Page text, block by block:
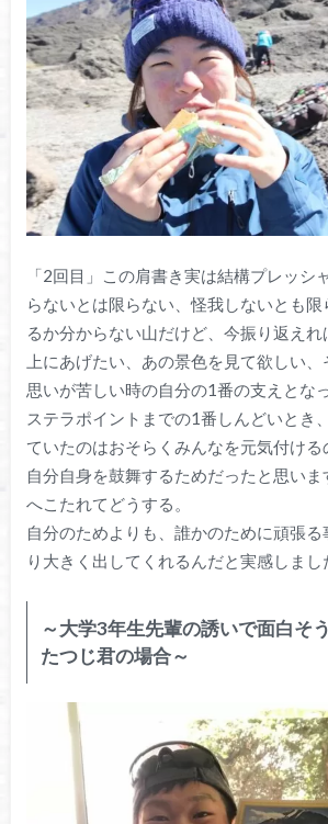
「2回目」この肩書き実は結構プレッシ
らないとは限らない、怪我しないとも限
るか分からない山だけど、今振り返え
上にあげたい、あの景色を見て欲しい
思いが苦しい時の自分の1番の支えとな
ステラポイントまでの1番しんどいとき
ていたのはおそらくみんなを元気付ける
自分自身を鼓舞するためだったと思い
へこたれてどうする。
自分のためよりも、誰かのために頑張る
り大きく出してくれるんだと実感しまし
～大学3年生先輩の誘いで面白そ
たつじ君の場合～